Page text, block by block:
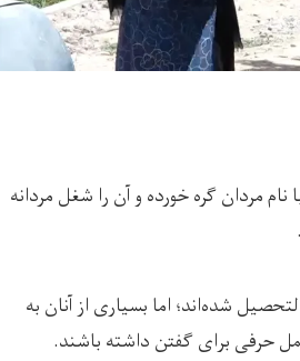
مردان گره خورده و آن را شغل مردانه‌
شده‌اند؛ اما بسیاری از آنان به
حرفی برای گفتن داشته باشند.